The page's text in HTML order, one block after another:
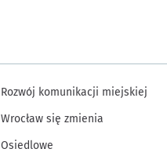
Rozwój komunikacji miejskiej
Wrocław się zmienia
Osiedlowe